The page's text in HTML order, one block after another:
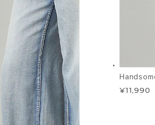
¥11,990